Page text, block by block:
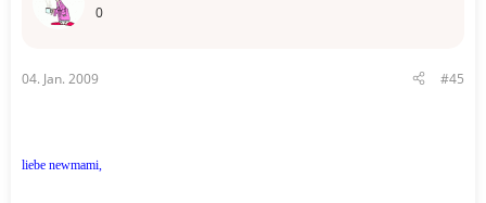
0
04. Jan. 2009 #45
liebe newmami,